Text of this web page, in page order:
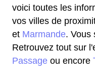
voici toutes les
vos villes de
et Marmande. Vous
Retrouvez tout sur
Passage ou encore